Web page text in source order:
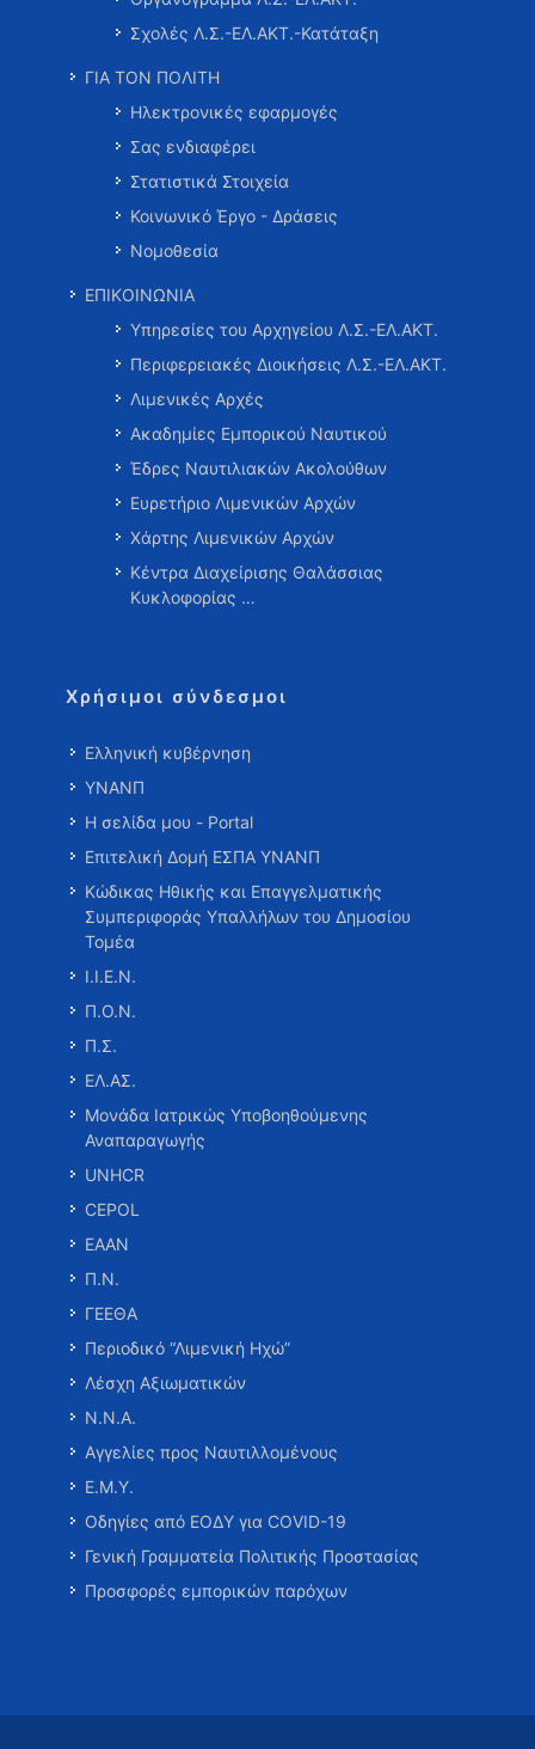
Σχολές Λ.Σ.-ΕΛ.ΑΚΤ.-Κατάταξη
ΓΙΑ ΤΟΝ ΠΟΛΙΤΗ
Ηλεκτρονικές εφαρμογές
Σας ενδιαφέρει
Στατιστικά Στοιχεία
Κοινωνικό Έργο - Δράσεις
Νομοθεσία
ΕΠΙΚΟΙΝΩΝΙΑ
Υπηρεσίες του Αρχηγείου Λ.Σ.-ΕΛ.ΑΚΤ.
Περιφερειακές Διοικήσεις Λ.Σ.-ΕΛ.ΑΚΤ.
Λιμενικές Αρχές
Ακαδημίες Εμπορικού Ναυτικού
Έδρες Ναυτιλιακών Ακολούθων
Ευρετήριο Λιμενικών Αρχών
Χάρτης Λιμενικών Αρχών
Κέντρα Διαχείρισης Θαλάσσιας
Κυκλοφορίας …
Χρήσιμοι σύνδεσμοι
Ελληνική κυβέρνηση
ΥΝΑΝΠ
Η σελίδα μου - Portal
Επιτελική Δομή ΕΣΠΑ ΥΝΑΝΠ
Κώδικας Ηθικής και Επαγγελματικής
Συμπεριφοράς Υπαλλήλων του Δημοσίου
Τομέα
Ι.Ι.Ε.Ν.
Π.Ο.Ν.
Π.Σ.
ΕΛ.ΑΣ.
Μονάδα Ιατρικώς Υποβοηθούμενης
Αναπαραγωγής
UNHCR
CEPOL
ΕΑΑΝ
Π.Ν.
ΓΕΕΘΑ
Περιοδικό “Λιμενική Ηχώ”
Λέσχη Αξιωματικών
Ν.Ν.Α.
Αγγελίες προς Ναυτιλλομένους
Ε.Μ.Υ.
Οδηγίες από ΕΟΔΥ για COVID-19
Γενική Γραμματεία Πολιτικής Προστασίας
Προσφορές εμπορικών παρόχων